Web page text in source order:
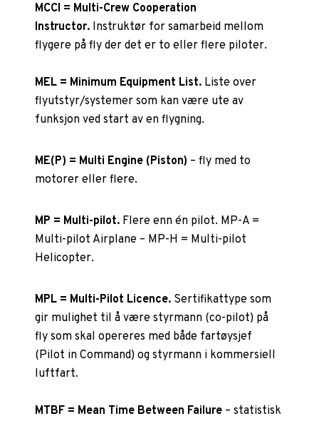
MCCI = Multi-Crew Cooperation
Instructor. Instruktør for samarbeid mellom
flygere på fly der det er to eller flere piloter.
MEL = Minimum Equipment List. Liste over
flyutstyr/systemer som kan være ute av
funksjon ved start av en flygning.
ME(P) = Multi Engine (Piston) – fly med to
motorer eller flere.
MP = Multi-pilot. Flere enn én pilot. MP-A =
Multi-pilot Airplane – MP-H = Multi-pilot
Helicopter.
MPL = Multi-Pilot Licence. Sertifikattype som
gir mulighet til å være styrmann (co-pilot) på
fly som skal opereres med både fartøysjef
(Pilot in Command) og styrmann i kommersiell
luftfart.
MTBF = Mean Time Between Failure – statistisk